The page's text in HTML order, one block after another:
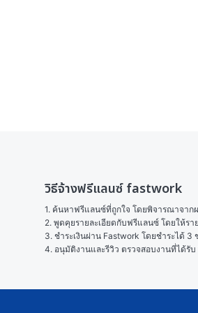
วิธีจ้างฟรีแลนซ์ fastwork
1. ค้นหาฟรีแลนซ์ที่ถูกใจ โดยพิจารณาจาก
2. พูดคุยรายละเอียดกับฟรีแลนซ์ โดยให้ร
3. ชำระเงินผ่าน Fastwork โดยชำระได้
4. อนุมัติงานและรีวิว ตรวจสอบงานที่ได้รั